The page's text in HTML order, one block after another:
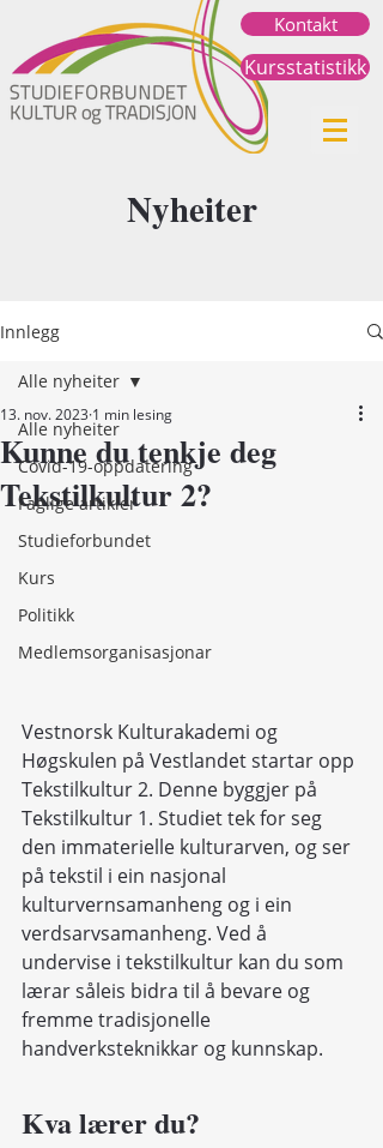
Kursstatistikk
Kontakt
Nyheiter
Innlegg
Alle nyheiter
Covid-19-oppdatering
Faglige artikler
Studieforbundet
Kurs
Politikk
Medlemsorganisasjonar
Alle nyheiter
Kunne du tenkje deg
Tekstilkultur 2?
13. nov. 2023 1 min lesing
Vestnorsk Kulturakademi og
Høgskulen på Vestlandet startar opp
Tekstilkultur 2. Denne byggjer på
Tekstilkultur 1. Studiet tek for seg
den immaterielle kulturarven, og ser
på tekstil i ein nasjonal
kulturvernsamanheng og i ein
verdsarvsamanheng. Ved å
undervise i tekstilkultur kan du som
lærar såleis bidra til å bevare og
fremme tradisjonelle
handverksteknikkar og kunnskap.
Kva lærer du?